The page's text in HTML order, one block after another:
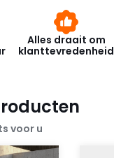
Alles draait om
klanttevredenheid
voor u